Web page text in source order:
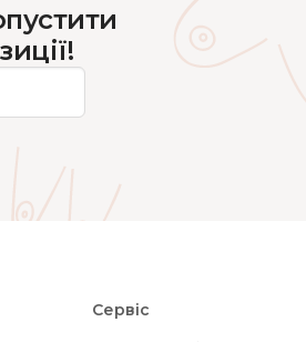
Сервіс